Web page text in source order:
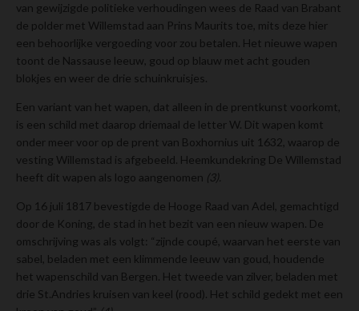
van gewijzigde politieke verhoudingen wees de Raad van Brabant
de polder met Willemstad aan Prins Maurits toe, mits deze hier
een behoorlijke vergoeding voor zou betalen. Het nieuwe wapen
toont de Nassause leeuw, goud op blauw met acht gouden
blokjes en weer de drie schuinkruisjes.
Een variant van het wapen, dat alleen in de prentkunst voorkomt,
is een schild met daarop driemaal de letter W. Dit wapen komt
onder meer voor op de prent van Boxhornius uit 1632, waarop de
vesting Willemstad is afgebeeld. Heemkundekring De Willemstad
heeft dit wapen als logo aangenomen (3).
Op 16 juli 1817 bevestigde de Hooge Raad van Adel, gemachtigd
door de Koning, de stad in het bezit van een nieuw wapen. De
omschrijving was als volgt: “zijnde coupé, waarvan het eerste van
sabel, beladen met een klimmende leeuw van goud, houdende
het wapenschild van Bergen. Het tweede van zilver, beladen met
drie St.Andries kruisen van keel (rood). Het schild gedekt met een